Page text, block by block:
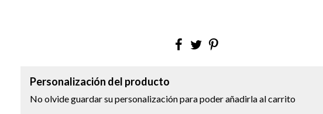
Personalización del producto
No olvide guardar su personalización para poder añadirla al carrito